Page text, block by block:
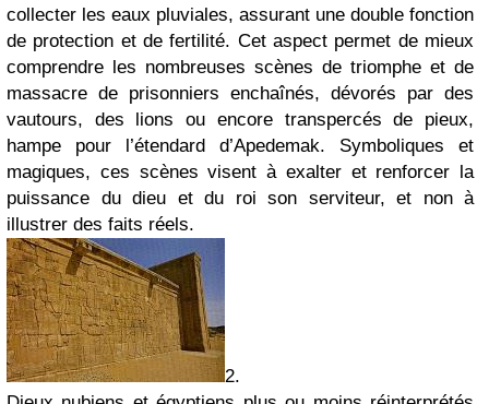
collecter les eaux pluviales, assurant une double fonction
de protection et de fertilité. Cet aspect permet de mieux
comprendre les nombreuses scènes de triomphe et de
massacre de prisonniers enchaînés, dévorés par des
vautours, des lions ou encore transpercés de pieux,
hampe pour l’étendard d’Apedemak. Symboliques et
magiques, ces scènes visent à exalter et renforcer la
puissance du dieu et du roi son serviteur, et non à
illustrer des faits réels.
2.